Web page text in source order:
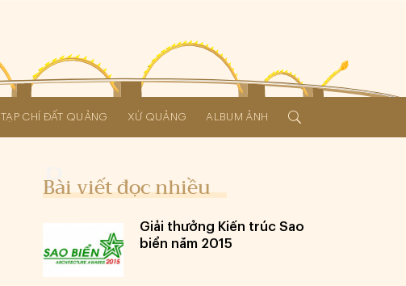
TẠP CHÍ ĐẤT QUẢNG XỨ QUẢNG ALBUM ẢNH
Bài viết đọc nhiều
Giải thưởng Kiến trúc Sao
biển năm 2015